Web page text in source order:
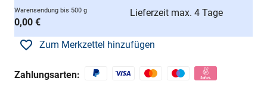
Warensendung bis 500 g
0,00 €
Lieferzeit max. 4 Tage
Zum Merkzettel hinzufügen
Zahlungsarten: